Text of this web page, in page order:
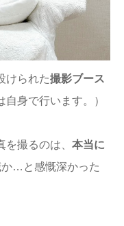
けられた撮影ブース
自身で行います。）
撮るのは、 本当に
…と感慨深かった